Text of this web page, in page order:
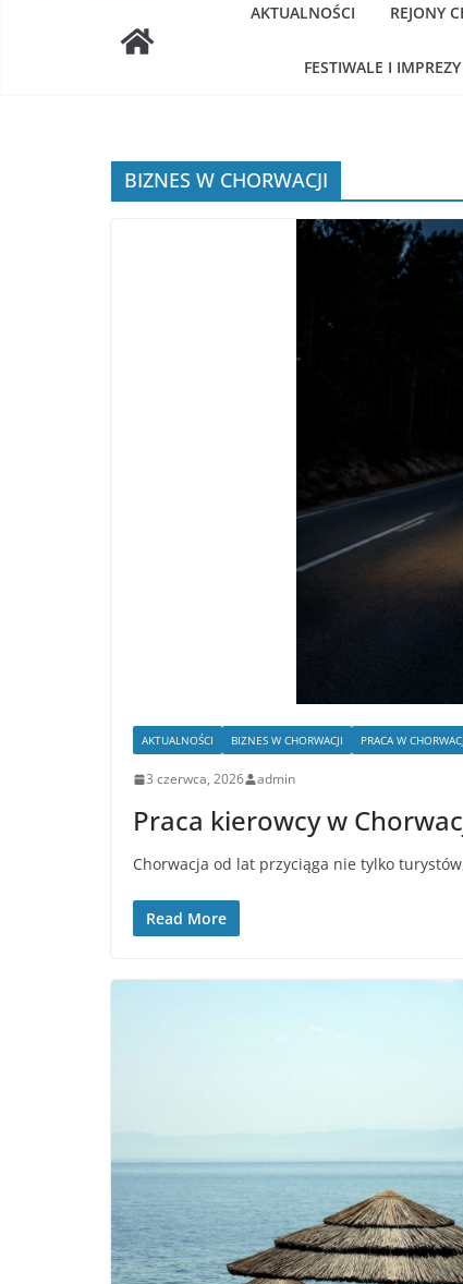
AKTUALNOŚCI REJONY
FESTIWALE I
BIZNES W CHORWACJI
AKTUALNOŚCI BIZNES W CHORWACJI PRACA W
3 czerwca, 2026 admin
Praca kierowcy w
Chorwacja od lat przyciąga nie tylko
Read More